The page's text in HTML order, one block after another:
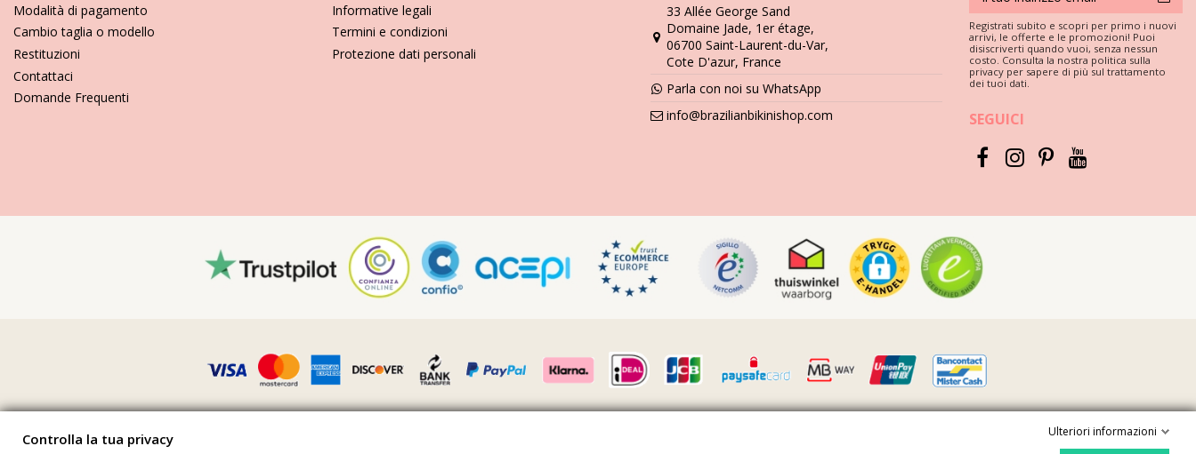
Modalità di pagamento
Cambio taglia o modello
Restituzioni
Contattaci
Domande Frequenti
Informative legali
Termini e condizioni
Protezione dati personali
33 Allée George Sand
Domaine Jade, 1er étage,
06700 Saint-Laurent-du-Var,
Cote D'azur, France
Parla con noi su WhatsApp
info@brazilianbikinishop.com
Registrati subito e scopri per primo i nuovi
arrivi, le offerte e le promozioni! Puoi
disiscriverti quando vuoi, senza nessun
costo. Consulta la nostra politica sulla
privacy per sapere di più sul trattamento
dei tuoi dati.
SEGUICI
Controlla la tua privacy Ulteriori informazioni